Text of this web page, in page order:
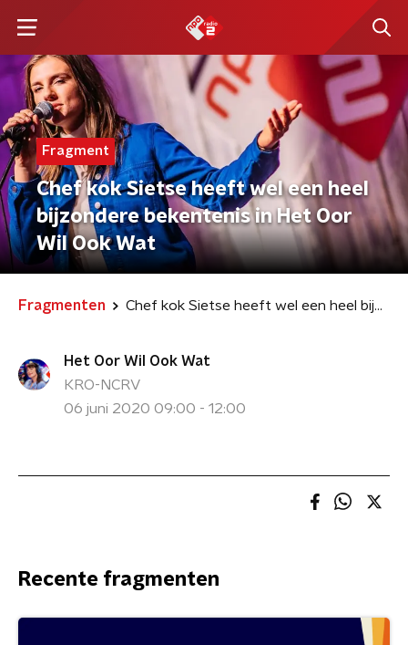
Fragment
Chef kok Sietse heeft wel een heel
bijzondere bekentenis in Het Oor
Wil Ook Wat
Fragmenten Chef kok Sietse heeft wel een heel bijzondere bekentenis in Het Oor Wil Ook Wat
Het Oor Wil Ook Wat
KRO-NCRV
06 juni 2020 09:00 - 12:00
Recente fragmenten